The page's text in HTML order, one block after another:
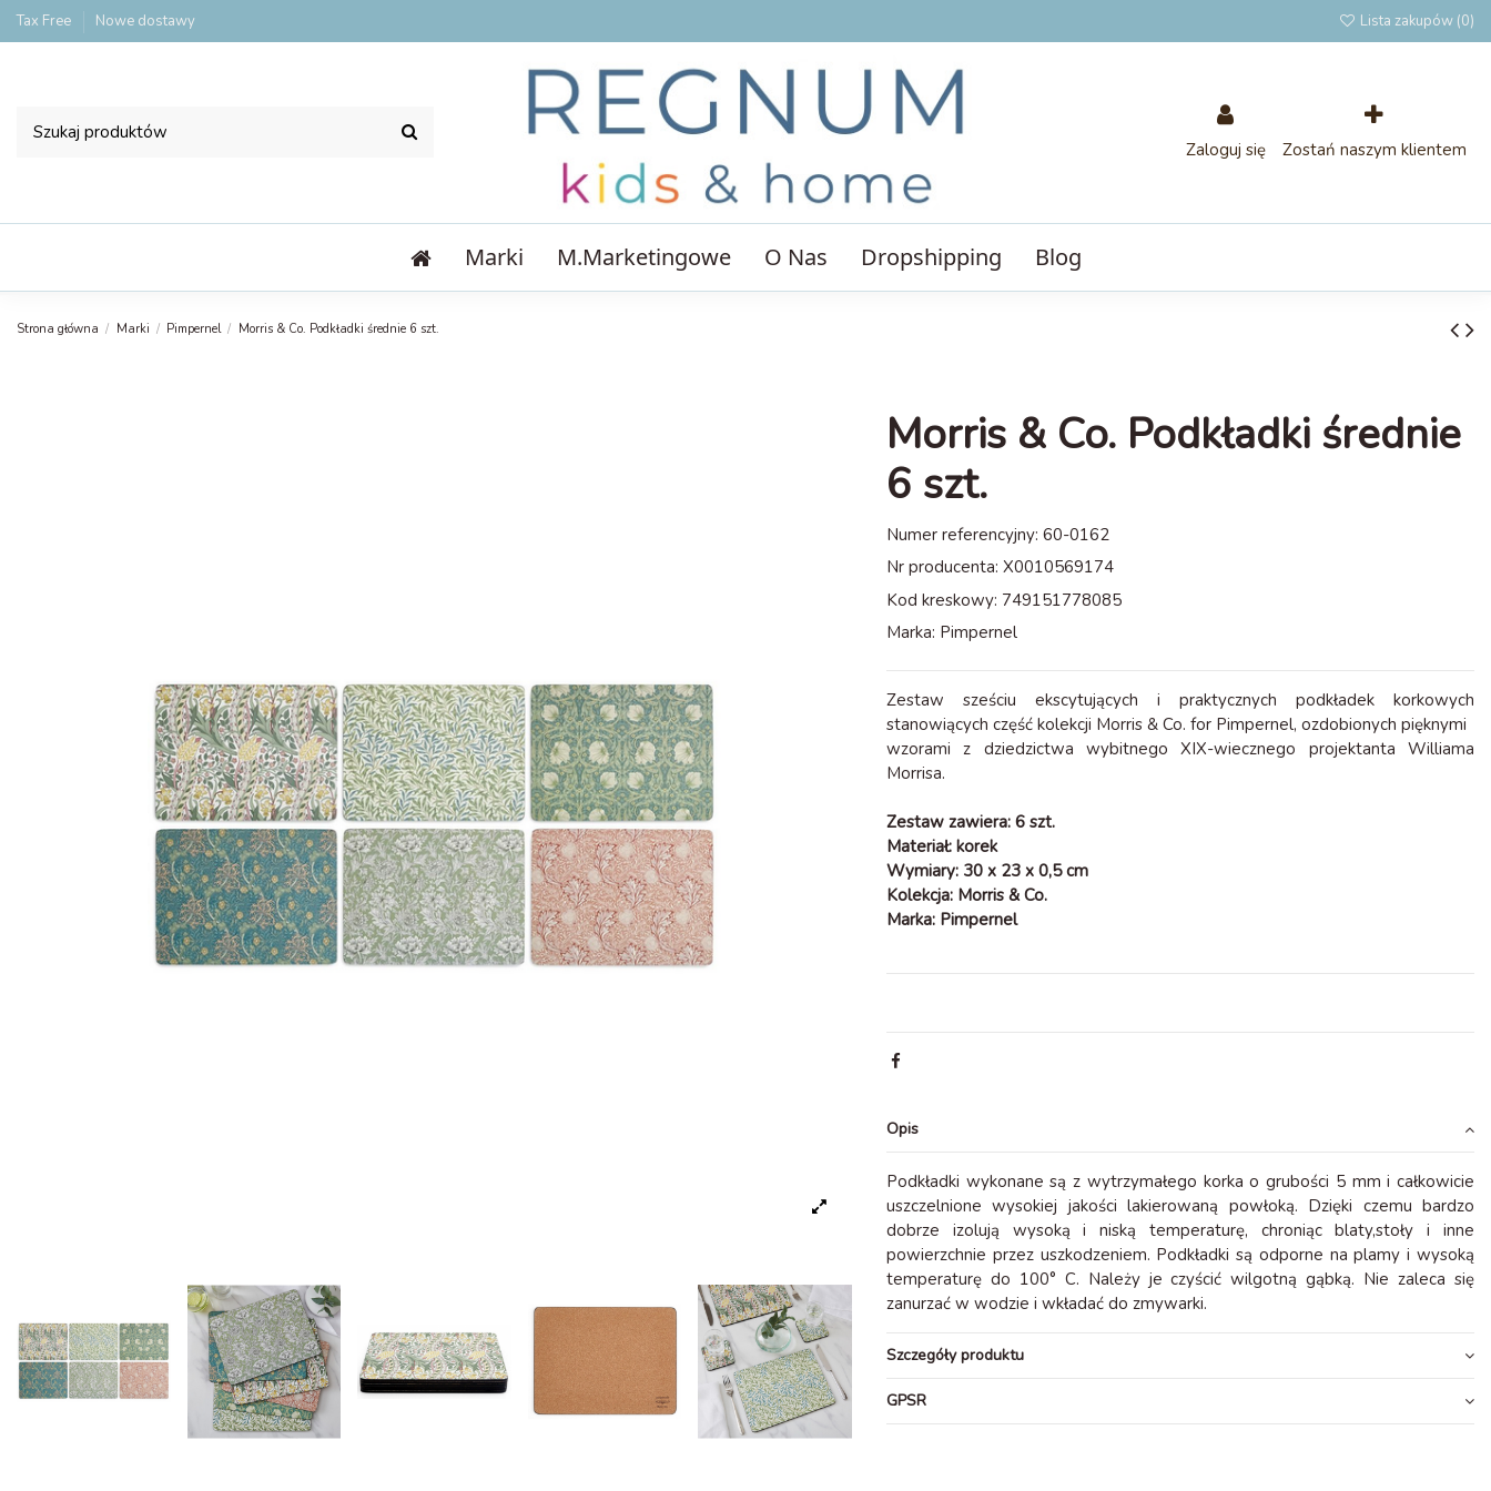
Tax Free Nowe dostawy Lista zakupów (0)
Zaloguj się Zostań naszym klientem
Marki M.Marketingowe O Nas Dropshipping Blog
Strona główna Marki Pimpernel Morris & Co. Podkładki średnie 6 szt.
Morris & Co. Podkładki średnie
6 szt.
Numer referencyjny: 60-0162
Nr producenta: X0010569174
Kod kreskowy: 749151778085
Marka: Pimpernel
Zestaw sześciu ekscytujących i praktycznych podkładek korkowych
stanowiących część kolekcji Morris & Co. for Pimpernel, ozdobionych pięknymi
wzorami z dziedzictwa wybitnego XIX-wiecznego projektanta Williama
Morrisa.
Zestaw zawiera: 6 szt.
Materiał: korek
Wymiary: 30 x 23 x 0,5 cm
Kolekcja: Morris & Co.
Marka: Pimpernel
Opis
Podkładki wykonane są z wytrzymałego korka o grubości 5 mm i całkowicie
uszczelnione wysokiej jakości lakierowaną powłoką. Dzięki czemu bardzo
dobrze izolują wysoką i niską temperaturę, chroniąc blaty,stoły i inne
powierzchnie przez uszkodzeniem. Podkładki są odporne na plamy i wysoką
temperaturę do 100° C. Należy je czyścić wilgotną gąbką. Nie zaleca się
zanurzać w wodzie i wkładać do zmywarki.
Szczegóły produktu
GPSR